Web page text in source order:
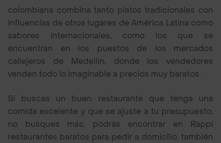
colombiana combina tanto platos tradicionales con
influencias de otros lugares de América Latina como
sabores internacionales, como los que se
encuentran en los puestos de los mercados
callejeros de Medellín, donde los vendedores
venden todo lo imaginable a precios muy baratos.
Si buscas un buen restaurante que tenga una
comida excelente y que se ajuste a tu presupuesto,
no busques más; podrás encontrar en Rappi
restaurantes baratos para pedir a domicilio, también